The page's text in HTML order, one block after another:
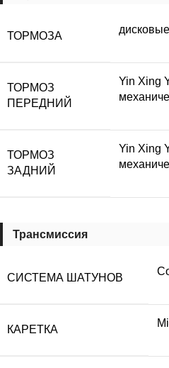
ТОРМОЗА
ТОРМОЗ
ПЕРЕДНИЙ
Yin Xing
ТОРМОЗ
ЗАДНИЙ
Yin Xing
Трансмиссия
СИСТЕМА ШАТУНОВ
КАРЕТКА